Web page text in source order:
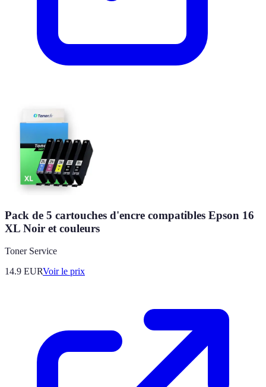
Pack de 5 cartouches d'encre compatibles Epson 16
XL Noir et couleurs
Toner Service
14.9 EURVoir le prix